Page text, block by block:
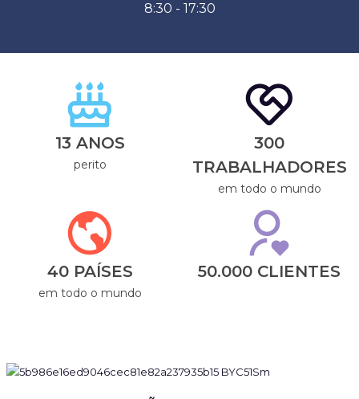
8:30 - 17:30
13 ANOS
perito
300
TRABALHADORES
em todo o mundo
40 PAÍSES
em todo o mundo
50.000 CLIENTES